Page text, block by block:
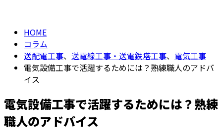
HOME
コラム
送配電工事、 送電線工事・送電鉄塔工事、 電気工事
電気設備工事で活躍するためには？熟練職人のアドバ
イス
電気設備工事で活躍するためには？熟練
職人のアドバイス